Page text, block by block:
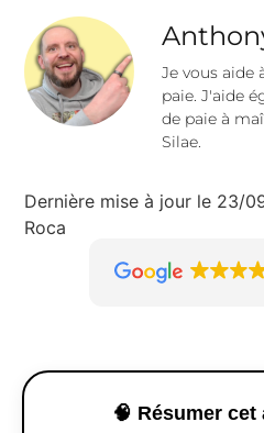
Je vous aide
paie. J'aide
de paie à
Silae.
Dernière mise à jour le 23/
Roca
🧠 Résumer